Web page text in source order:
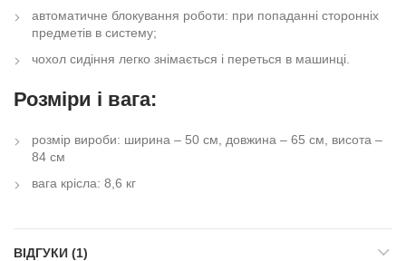
автоматичне блокування роботи: при попаданні сторонніх
предметів в систему;
чохол сидіння легко знімається і переться в машинці.
Розміри і вага:
розмір вироби: ширина – 50 см, довжина – 65 см, висота –
84 см
вага крісла: 8,6 кг
ВІДГУКИ (1)